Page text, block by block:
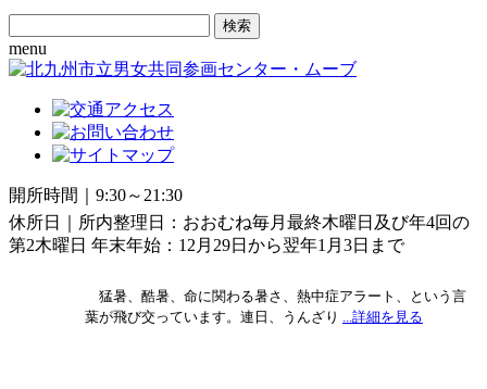
Search
for:
menu
開所時間｜9:30～21:30
休所日｜所内整理日：おおむね毎月最終木曜日及び年4回の
第2木曜日 年末年始：12月29日から翌年1月3日まで
猛暑、酷暑、命に関わる暑さ、熱中症アラート、という言
葉が飛び交っています。連日、うんざり ...詳細を見る